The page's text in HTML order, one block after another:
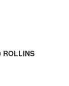
ROLLINS